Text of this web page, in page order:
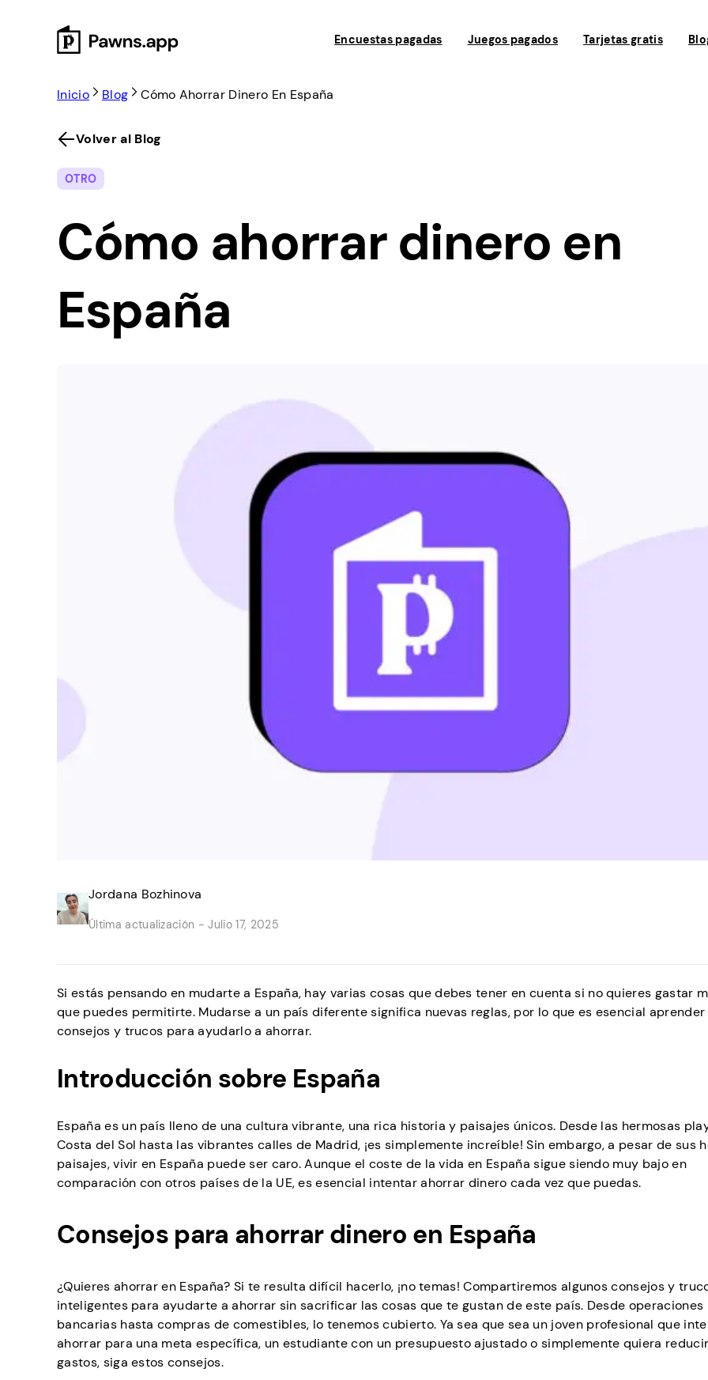
Encuestas pagadas Juegos pagados Tarjetas gratis
Inicio Blog Cómo Ahorrar Dinero En España
Volver al Blog
OTRO
Cómo ahorrar dinero en
España
Jordana Bozhinova
Última actualización - Julio 17, 2025
Si estás pensando en mudarte a España, hay varias cosas que debes tener en cuenta si no quieres gastar
que puedes permitirte. Mudarse a un país diferente significa nuevas reglas, por lo que es esencial aprender
consejos y trucos para ayudarlo a ahorrar.
Introducción sobre España
España es un país lleno de una cultura vibrante, una rica historia y paisajes únicos. Desde las hermosas
Costa del Sol hasta las vibrantes calles de Madrid, ¡es simplemente increíble! Sin embargo, a pesar de sus
paisajes, vivir en España puede ser caro. Aunque el coste de la vida en España sigue siendo muy bajo en
comparación con otros países de la UE, es esencial intentar ahorrar dinero cada vez que puedas.
Consejos para ahorrar dinero en España
¿Quieres ahorrar en España? Si te resulta difícil hacerlo, ¡no temas! Compartiremos algunos consejos y
inteligentes para ayudarte a ahorrar sin sacrificar las cosas que te gustan de este país. Desde operaciones
bancarias hasta compras de comestibles, lo tenemos cubierto. Ya sea que sea un joven profesional que
ahorrar para una meta específica, un estudiante con un presupuesto ajustado o simplemente quiera
gastos, siga estos consejos.